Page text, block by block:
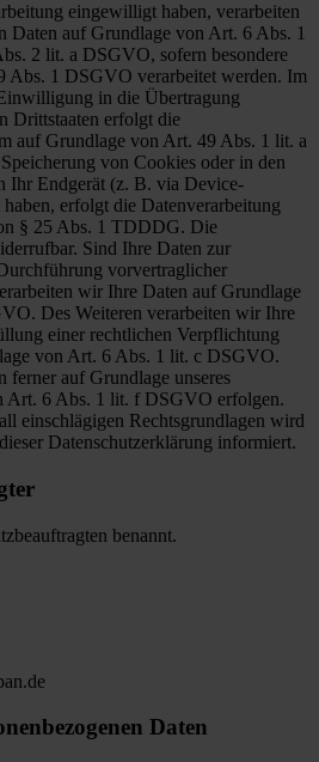
eingewilligt haben, verarbeiten
Daten auf Grundlage von Art. 6 Abs. 1
2 lit. a DSGVO, sofern besondere
Abs. 1 DSGVO verarbeitet werden. Im
in die Übertragung
Drittstaaten erfolgt die
auf Grundlage von Art. 49 Abs. 1 lit. a
von Cookies oder in den
Ihr Endgerät (z. B. via Device-
erfolgt die Datenverarbeitung
§ 25 Abs. 1 TDDDG. Die
Sind Ihre Daten zur
vorvertraglicher
wir Ihre Daten auf Grundlage
Des Weiteren verarbeiten wir Ihre
einer rechtlichen Verpflichtung
von Art. 6 Abs. 1 lit. c DSGVO.
ferner auf Grundlage unseres
Art. 6 Abs. 1 lit. f DSGVO erfolgen.
einschlägigen Rechtsgrundlagen wird
Datenschutzerklärung informiert.
benannt.
Daten